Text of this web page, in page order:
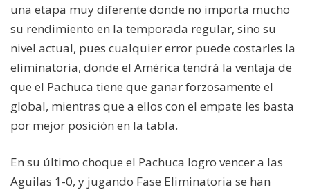
una etapa muy diferente donde no importa mucho
su rendimiento en la temporada regular, sino su
nivel actual, pues cualquier error puede costarles la
eliminatoria, donde el América tendrá la ventaja de
que el Pachuca tiene que ganar forzosamente el
global, mientras que a ellos con el empate les basta
por mejor posición en la tabla.
En su último choque el Pachuca logro vencer a las
Aguilas 1-0, y jugando Fase Eliminatoria se han